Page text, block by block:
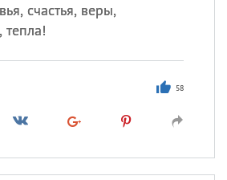
счастья, веры,
тепла!
58
Посмотреть значение